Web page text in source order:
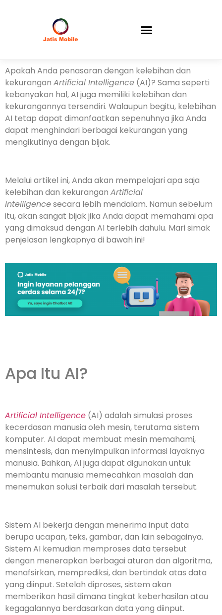
Apakah Anda penasaran dengan kelebihan dan
kekurangan Artificial Intelligence (AI)? Sama seperti
kebanyakan hal, AI juga memiliki kelebihan dan
kekurangannya tersendiri. Walaupun begitu, kelebihan
AI tetap dapat dimanfaatkan sepenuhnya jika Anda
dapat menghindari berbagai kekurangan yang
mengikutinya dengan bijak.
Melalui artikel ini, Anda akan mempelajari apa saja
kelebihan dan kekurangan Artificial
Intelligencesecara lebih mendalam. Namun sebelum
itu, akan sangat bijak jika Anda dapat memahami apa
yang dimaksud dengan AI terlebih dahulu. Mari simak
penjelasan lengkapnya di bawah ini!
Apa Itu AI?
Artificial Intelligence (AI) adalah simulasi proses
kecerdasan manusia oleh mesin, terutama sistem
komputer. AI dapat membuat mesin memahami,
mensintesis, dan menyimpulkan informasi layaknya
manusia. Bahkan, AI juga dapat digunakan untuk
membantu manusia memecahkan masalah dan
menemukan solusi terbaik dari masalah tersebut.
Sistem AI bekerja dengan menerima input data
berupa ucapan, teks, gambar, dan lain sebagainya.
Sistem AI kemudian memproses data tersebut
dengan menerapkan berbagai aturan dan algoritma,
menafsirkan, memprediksi, dan bertindak atas data
yang diinput. Setelah diproses, sistem akan
memberikan hasil dimana tingkat keberhasilan atau
kegagalannya berdasarkan data yang diinput.